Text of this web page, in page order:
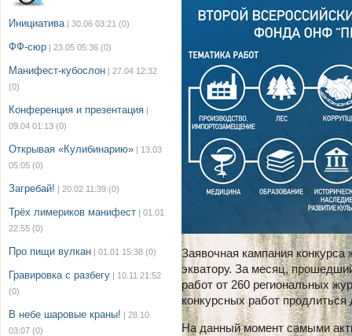
Инициатива | 30.06 03:21 (0)
ФФ-сюр | 23.05 05:36 (0)
Манифест-кубослон | 27.04 12:32
(0)
Конференция и презентация |
09.04 01:13 (0)
Открывая «Кулибинарию» | 13.03
05:05 (0)
Загребай! | 20.02 11:39 (0)
Трёх лимериков манифест | 01.01
22:55 (0)
Про пищи вулкан | 01.01 15:38 (0)
Гравировка с разбегу | 10.11 21:52
(0)
В небе шаровые краны! | 28.10
03:07 (0)
Заявочная кампания
экватору. За месяц,
работ от 260 региональных
конкурсных работ продлиться
На данный момент самыми